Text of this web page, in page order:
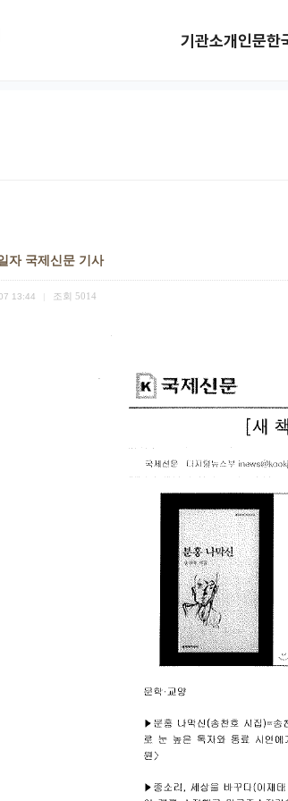
기관소개인문한
자 국제신문 기사
13:44 조회 5014